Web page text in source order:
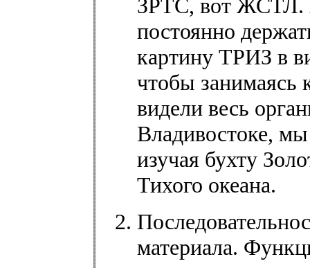
ЗРТС, вот ЖСТЛ.
постоянно
картину ТРИЗ в
чтобы занимаясь
видели весь
Владивостоке,
изучая бухту
Тихого океана.
материала.